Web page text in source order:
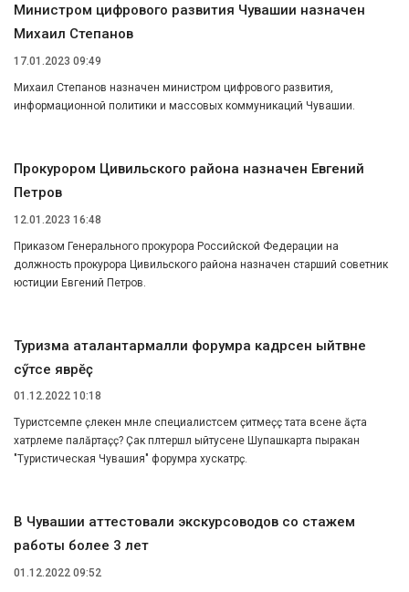
Министром цифрового развития Чувашии назначен
Михаил Степанов
17.01.2023 09:49
Михаил Степанов назначен министром цифрового развития,
информационной политики и массовых коммуникаций Чувашии.
Прокурором Цивильского района назначен Евгений
Петров
12.01.2023 16:48
Приказом Генерального прокурора Российской Федерации на
должность прокурора Цивильского района назначен старший советник
юстиции Евгений Петров.
Туризма аталантармалли форумра кадрсен ыйтӑвне
сӳтсе яврӗҫ
01.12.2022 10:18
Туристсемпе ӗҫлекен мӗнле специалистсем ҫитмеҫҫӗ тата вӗсене ӑҫта
хатӗрлеме палӑртаҫҫӗ? Ҫак пӗлтерӗшлӗ ыйтусене Шупашкарта пыракан
"Туристическая Чувашия" форумра хускатрӗҫ.
В Чувашии аттестовали экскурсоводов со стажем
работы более 3 лет
01.12.2022 09:52